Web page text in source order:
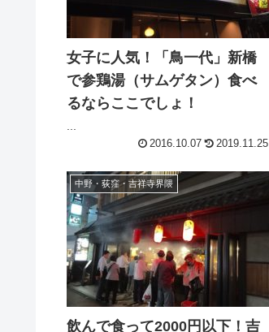
女子に人気！「鳥一代」新橋
で参鶏湯（サムゲタン）食べ
るならここでしょ！
2016.10.07 2019.11.25
中野・荻窪・吉祥寺界隈
飲んで食って2000円以下！吉